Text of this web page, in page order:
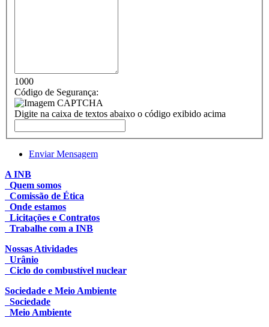
1000
Código de Segurança:
Digite na caixa de textos abaixo o código exibido acima
Enviar Mensagem
A INB
Quem somos
Comissão de Ética
Onde estamos
Licitações e Contratos
Trabalhe com a INB
Nossas Atividades
Urânio
Ciclo do combustível nuclear
Sociedade e Meio Ambiente
Sociedade
Meio Ambiente